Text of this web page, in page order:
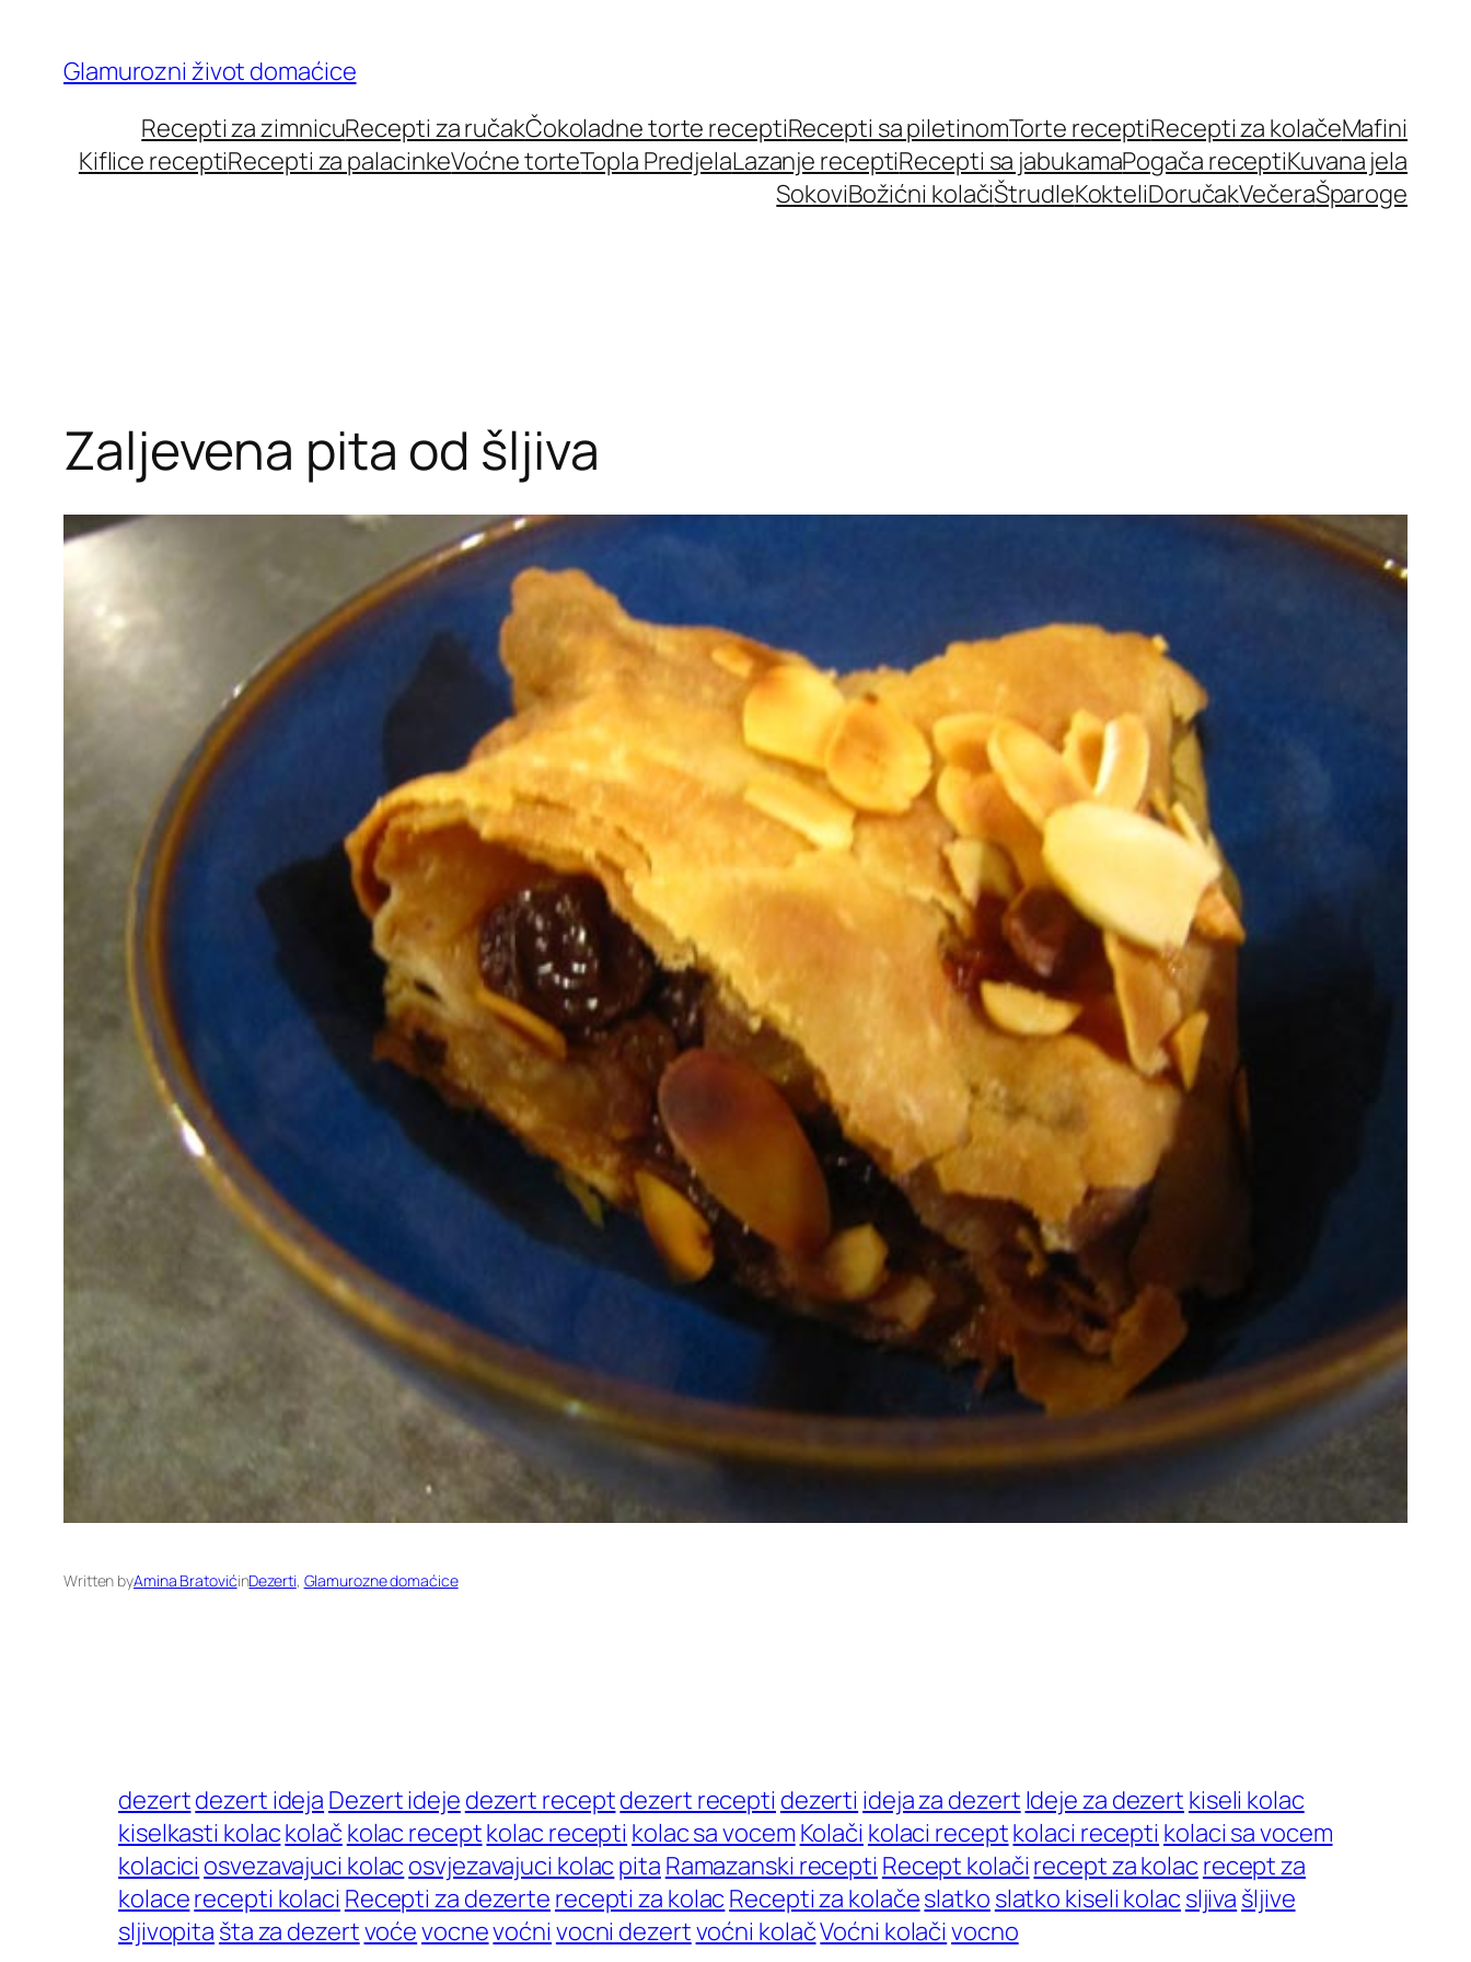
content
Glamurozni život domaćice
Recepti za zimnicuRecepti za ručakČokoladne torte receptiRecepti sa piletinomTorte receptiRecepti za kolačeMafini
Kiflice receptiRecepti za palacinkeVoćne torteTopla PredjelaLazanje receptiRecepti sa jabukamaPogača receptiKuvana jela
SokoviBožićni kolačiŠtrudleKokteliDoručakVečeraŠparoge
Zaljevena pita od šljiva
Written byAmina BratovićinDezerti, Glamurozne domaćice
dezertdezert ideja Dezert ideje dezert receptdezert recepti dezerti ideja za dezert Ideje za dezert kiseli kolac
kiselkasti kolackolač kolac receptkolac recepti kolac sa vocem Kolači kolaci receptkolaci recepti kolaci sa vocem
kolacici osvezavajuci kolac osvjezavajuci kolac pita Ramazanski recepti Recept kolači recept za kolac recept za
kolacerecepti kolaci Recepti za dezerte recepti za kolac Recepti za kolačeslatko slatko kiseli kolac sljiva šljive
sljivopita šta za dezertvoćevocnevoćni vocni dezertvoćni kolačVoćni kolači vocno